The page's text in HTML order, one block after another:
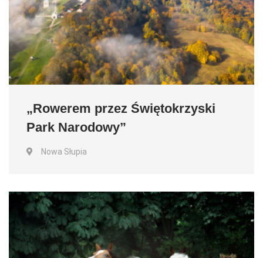
„Rowerem przez Świętokrzyski
Park Narodowy”
Nowa Słupia